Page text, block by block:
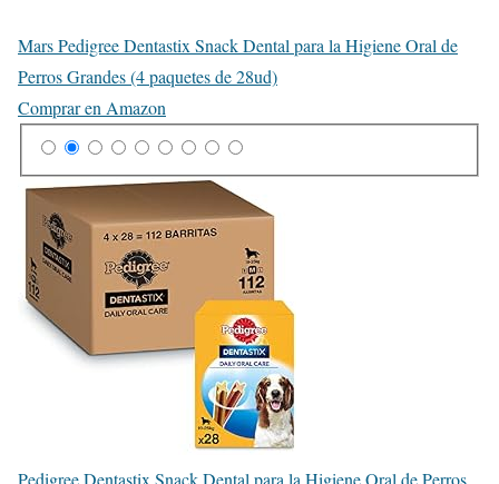
Mars Pedigree Dentastix Snack Dental para la Higiene Oral de
Perros Grandes (4 paquetes de 28ud)
Comprar en Amazon
Pedigree Dentastix Snack Dental para la Higiene Oral de Perros